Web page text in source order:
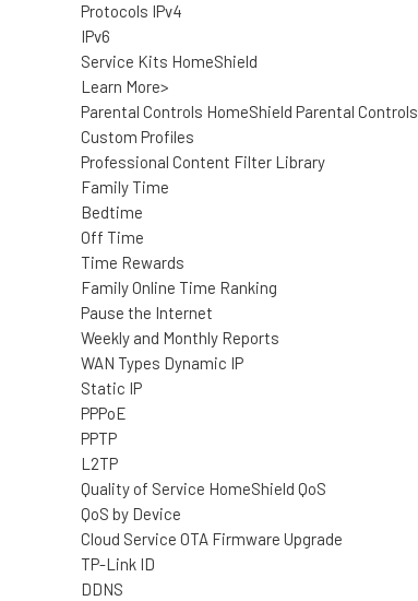
Protocols IPv4
IPv6
Service Kits HomeShield
Learn More>
Parental Controls HomeShield Parental Controls
Custom Profiles
Professional Content Filter Library
Family Time
Bedtime
Off Time
Time Rewards
Family Online Time Ranking
Pause the Internet
Weekly and Monthly Reports
WAN Types Dynamic IP
Static IP
PPPoE
PPTP
L2TP
Quality of Service HomeShield QoS
QoS by Device
Cloud Service OTA Firmware Upgrade
TP-Link ID
DDNS